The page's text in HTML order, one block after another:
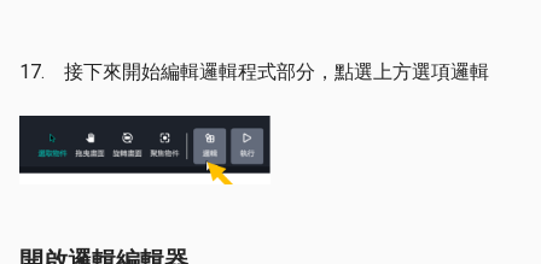
17. 接下來開始編輯邏輯程式部分，點選上方選項邏輯